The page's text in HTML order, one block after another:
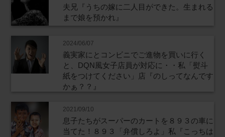
夫兄『うちの嫁に二人目ができた。生まれる
まで娘を預かれ』
2024/06/07
義実家にとコンビニでご進物を買いに行く
と、DQN風女子店員が対応に・・私「熨斗
紙をつけてください」店『のしってなんです
かぁ？？』
2021/09/10
息子たちがスーパーのカートを８９３の車に
当てた！８９３「弁償しろよ」私『こっちは